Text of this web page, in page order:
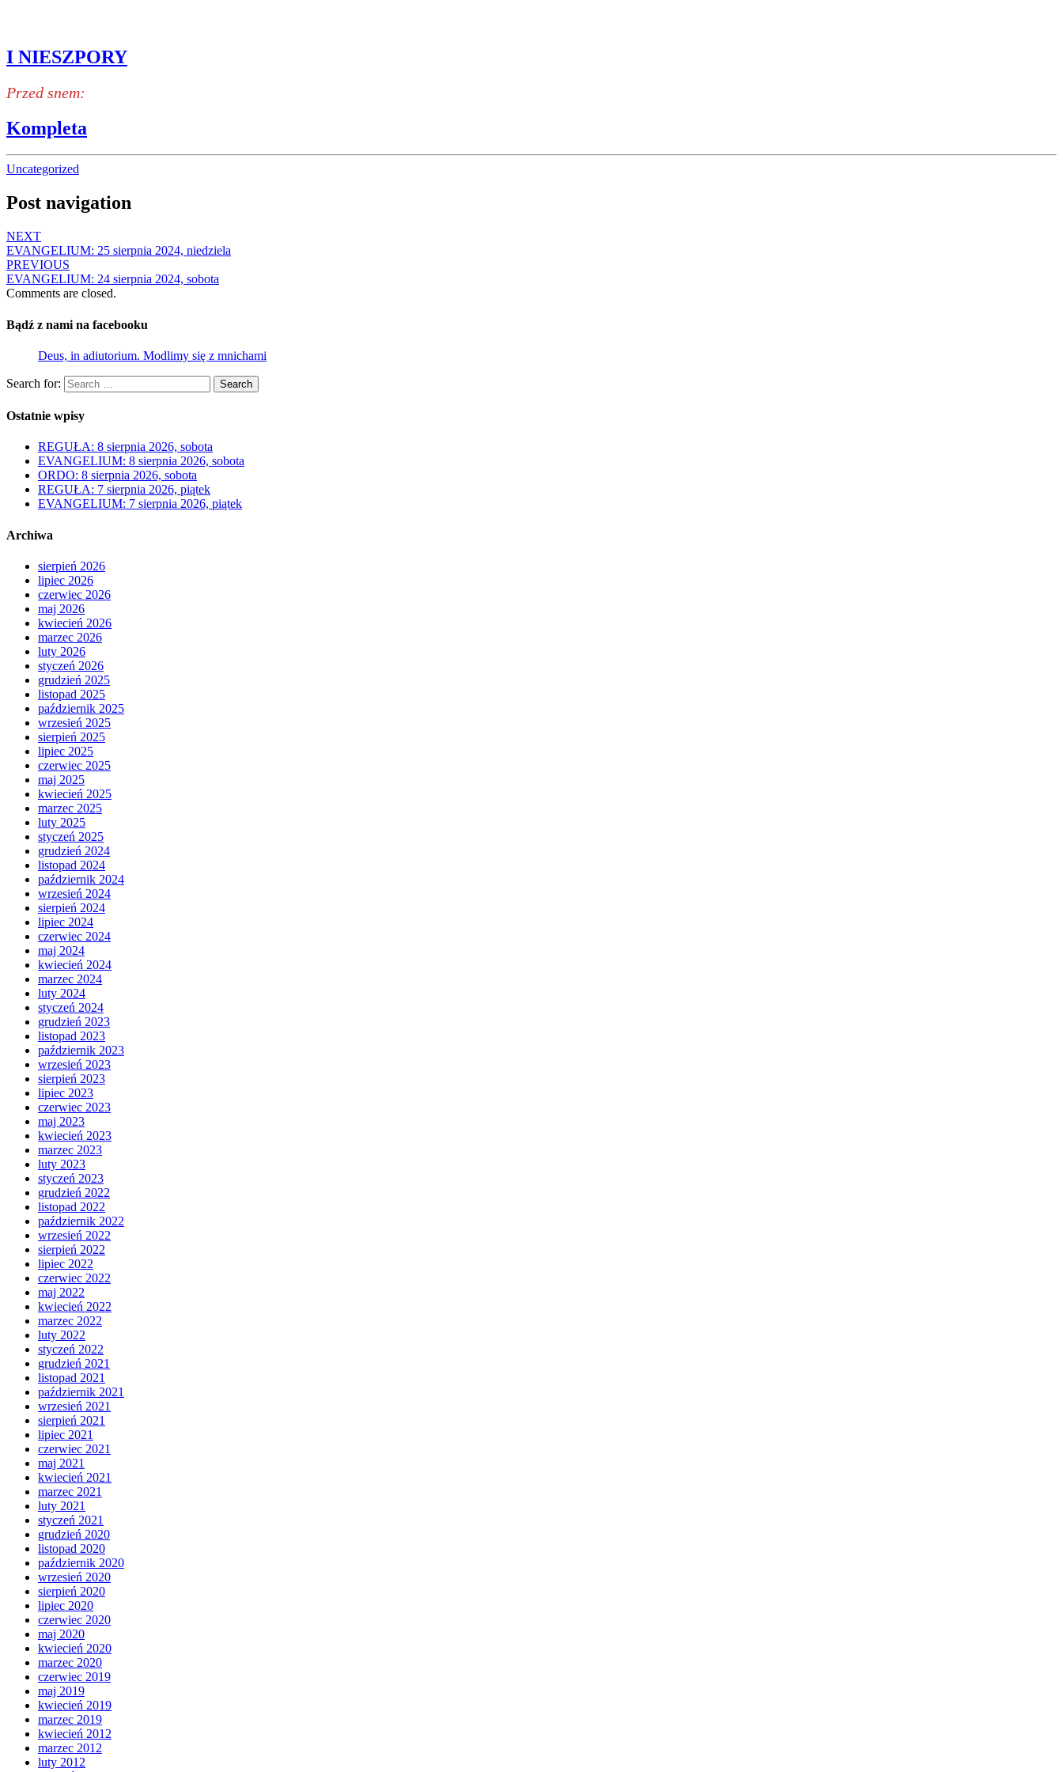
I NIESZPORY
Przed snem:
Kompleta
Uncategorized
Post navigation
NEXT
EVANGELIUM: 25 sierpnia 2024, niedziela
PREVIOUS
EVANGELIUM: 24 sierpnia 2024, sobota
Comments are closed.
Bądź z nami na facebooku
Deus, in adiutorium. Modlimy się z mnichami
Search for: Search
Ostatnie wpisy
REGUŁA: 8 sierpnia 2026, sobota
EVANGELIUM: 8 sierpnia 2026, sobota
ORDO: 8 sierpnia 2026, sobota
REGUŁA: 7 sierpnia 2026, piątek
EVANGELIUM: 7 sierpnia 2026, piątek
Archiwa
sierpień 2026
lipiec 2026
czerwiec 2026
maj 2026
kwiecień 2026
marzec 2026
luty 2026
styczeń 2026
grudzień 2025
listopad 2025
październik 2025
wrzesień 2025
sierpień 2025
lipiec 2025
czerwiec 2025
maj 2025
kwiecień 2025
marzec 2025
luty 2025
styczeń 2025
grudzień 2024
listopad 2024
październik 2024
wrzesień 2024
sierpień 2024
lipiec 2024
czerwiec 2024
maj 2024
kwiecień 2024
marzec 2024
luty 2024
styczeń 2024
grudzień 2023
listopad 2023
październik 2023
wrzesień 2023
sierpień 2023
lipiec 2023
czerwiec 2023
maj 2023
kwiecień 2023
marzec 2023
luty 2023
styczeń 2023
grudzień 2022
listopad 2022
październik 2022
wrzesień 2022
sierpień 2022
lipiec 2022
czerwiec 2022
maj 2022
kwiecień 2022
marzec 2022
luty 2022
styczeń 2022
grudzień 2021
listopad 2021
październik 2021
wrzesień 2021
sierpień 2021
lipiec 2021
czerwiec 2021
maj 2021
kwiecień 2021
marzec 2021
luty 2021
styczeń 2021
grudzień 2020
listopad 2020
październik 2020
wrzesień 2020
sierpień 2020
lipiec 2020
czerwiec 2020
maj 2020
kwiecień 2020
marzec 2020
czerwiec 2019
maj 2019
kwiecień 2019
marzec 2019
kwiecień 2012
marzec 2012
luty 2012